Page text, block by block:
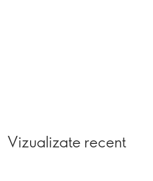
Vizualizate recent